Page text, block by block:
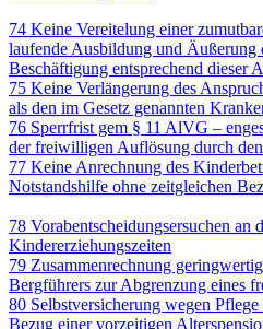
74 Keine Vereitelung einer
laufende Ausbildung und Äußerung
Beschäftigung entsprechend dieser
75 Keine Verlängerung des
als den im Gesetz genannten
76 Sperrfrist gem § 11 AlVG –
der freiwilligen Auflösung durch
77 Keine Anrechnung des
Notstandshilfe ohne zeitgleichen
78 Vorabentscheidungsersuchen
Kindererziehungszeiten
79 Zusammenrechnung
Bergführers zur Abgrenzung eines
80 Selbstversicherung wegen
Bezug einer vorzeitigen